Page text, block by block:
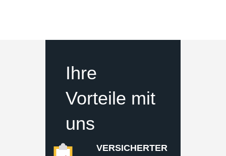
Ihre
Vorteile mit
uns
VERSICHERTER